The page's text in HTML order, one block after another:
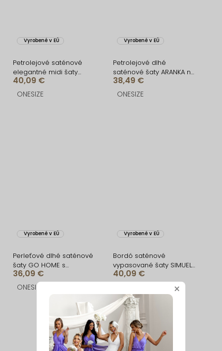
Vyrobené v EÚ
Petrolejové saténové
elegantné midi šaty
SIMUEL so šnurovaním
40,09 €
ONESIZE
Vyrobené v EÚ
Petrolejové dlhé
saténové šaty ARANKA na
ramienka
38,49 €
ONESIZE
Vyrobené v EÚ
Perleťové dlhé saténové
šaty GO HOME s
opaskom
36,09 €
ONESIZE
Vyrobené v EÚ
Bordó saténové
vypasované šaty SIMUEL
so šnurovaním
40,09 €
×